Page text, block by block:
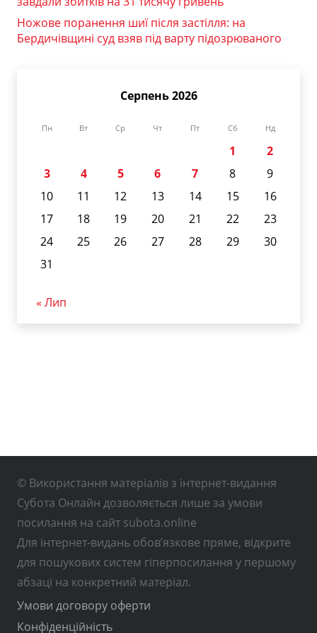
Ножове поранення шиї після застілля: на
Бердичівщині суд взяв під варту підозрюваного
Серпень 2026
Пн Вт Ср Чт Пт Сб Нд
1
2
3
4 5 6 7 8
9
10
11 12 13 14 15
16
17
18 19 20 21 22
23
24
25 26 27 28 29
30
31
« Лип
© Використання матеріалів з інтернет-видання
Субота Онлайн дозволяється лише за умови
посилання на сайт subota.online
Для інтернет-видань обов’язкове пряме, відкрите
для пошукових систем гіперпосилання у першому
абзаці на конкретний матеріал.
Умови договору оферти
Конфіденційність